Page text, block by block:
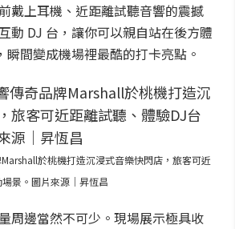
戴上耳機、近距離試聽音響的震撼
動 DJ 台，讓你可以親自站在後方體
瞬間變成機場裡最酷的打卡亮點。
於桃機打造沉浸式音樂快閃店，旅客可近
景。圖片來源｜昇恆昌
周邊當然不可少。現場展示極具收